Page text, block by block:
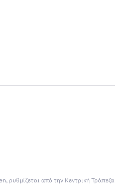
ρυθμίζεται από την Κεντρική Τράπεζα